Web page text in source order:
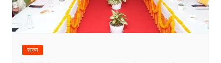
राज्य